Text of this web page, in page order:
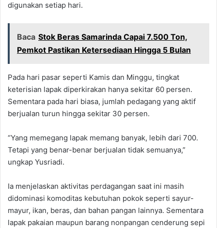
digunakan setiap hari.
Baca Stok Beras Samarinda Capai 7.500 Ton,
Pemkot Pastikan Ketersediaan Hingga 5 Bulan
Pada hari pasar seperti Kamis dan Minggu, tingkat
keterisian lapak diperkirakan hanya sekitar 60 persen.
Sementara pada hari biasa, jumlah pedagang yang aktif
berjualan turun hingga sekitar 30 persen.
“Yang memegang lapak memang banyak, lebih dari 700.
Tetapi yang benar-benar berjualan tidak semuanya,”
ungkap Yusriadi.
Ia menjelaskan aktivitas perdagangan saat ini masih
didominasi komoditas kebutuhan pokok seperti sayur-
mayur, ikan, beras, dan bahan pangan lainnya. Sementara
lapak pakaian maupun barang nonpangan cenderung sepi